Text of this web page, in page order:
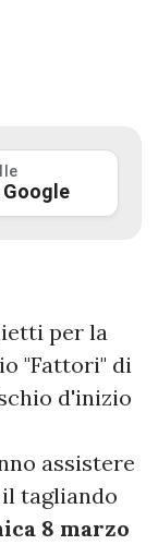
per la
"Fattori" di
d'inizio
assistere
tagliando
8 marzo